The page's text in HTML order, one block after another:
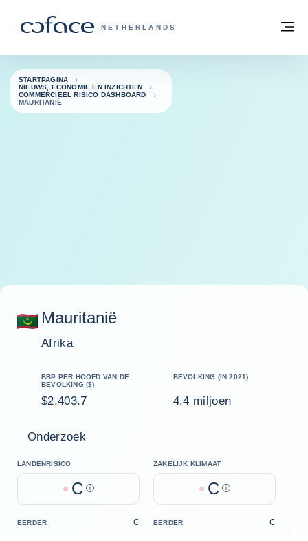
COFACE, FOR TRADE - GROEP
NETHERLANDS
Terug naar startpagina
STARTPAGINA
NIEUWS, ECONOMIE EN INZICHTEN
COMMERCIEEL RISICO DASHBOARD
MAURITANIË
Mauritanië
Afrika
BBP PER HOOFD VAN DE
BEVOLKING ($)
$2,403.7
BEVOLKING (IN 2021)
4,4 miljoen
Onderzoek
LANDENRISICO
C Help
ZAKELIJK KLIMAAT
C Help
EERDER C EERDER C